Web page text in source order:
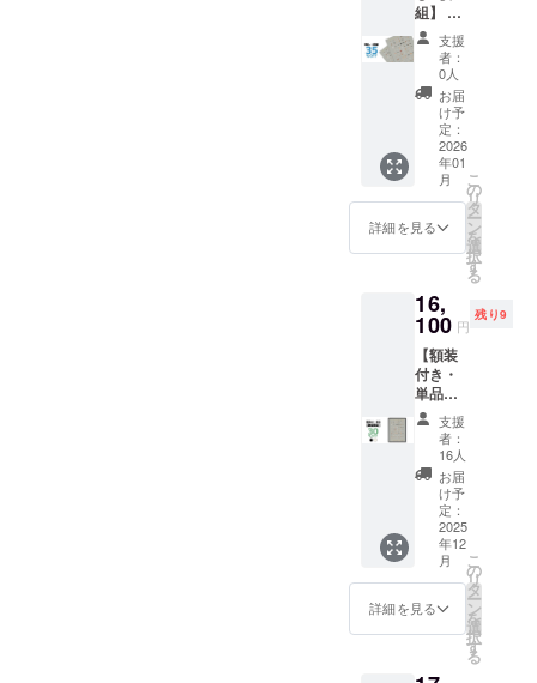
合等に
より出
荷時期
が遅れ
る場合
があり
ます
イズに
て1,200
円程の
中継料
追加が
別途必
要とな
ります)
※ご注文
状況、
材の供
給状
上の都
合等に
より出
荷時期
が遅れ
る場合
があり
ます
を入れ
てお届
けいた
します
※額は付
属いた
しませ
ん ※国
内配送
のみと
す ※お
届け日
定」月
の月末
です ※
送料込
の価格
です ※
沖縄離
島へは
別途中
継料が
必要で
す(注文
確認後
に料金
をご案
す-額な
しの場
ト印刷
・生
産：日
ドケー
ス仕様
・サイ
ズ：直
80mmx
長さ
580mm
用ハー
ドケー
ス1個に
2枚のポ
スター
を入れ
てお届
けいた
します
※額は付
属いた
しませ
ん ※国
内配送
のみと
す ※お
届け日
「犬ポ
ス
ター」
x 2 ・
ハード
ケース
x 1 ポス
ター仕
様 ・サ
イズ：
B2(515
x728m
殊紙
195gs
m ・印
刷：オ
フセッ
ト印刷
・生
産：日
ドケー
ス仕様
・サイ
ズ：直
80mmx
長さ
580mm
組】 一
般販売
予定価
￥7,700
(税込) x
2=￥15,
400(税
込)のと
ころ、
→
35%OF
F￥10,0
42(税
・動物
病院の
「犬ポ
ス
ター」
x 2 ・
ハード
ケース
ター仕
様 ・サ
イズ：
B2(515
x728m
m) ・用
紙：印
刷用特
支援
者：
0人
お届
け予
定：
2026
年01
月
詳細を見る
こ
の
リ
タ
ー
ン
を
選
択
す
る
16,
100 円
残り9
【額装
付き・
単品】
先着25
名様限
定！ 一
般販売
予定価
￥23,00
0(税込)
のとこ
ろ、 →
30%OF
F￥16,1
00(税
支援
者：
16人
お届
け予
定：
2025
年12
月
詳細を見る
こ
の
リ
タ
ー
ン
を
選
択
す
る